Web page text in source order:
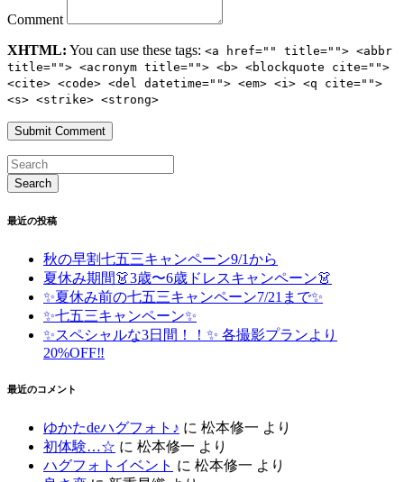
Comment
XHTML: You can use these tags: <a href="" title=""> <abbr
title=""> <acronym title=""> <b> <blockquote cite="">
<cite> <code> <del datetime=""> <em> <i> <q cite="">
<s> <strike> <strong>
最近の投稿
秋の早割七五三キャンペーン9/1から
夏休み期間👗3歳〜6歳ドレスキャンペーン👗
✨夏休み前の七五三キャンペーン7/21まで✨
✨七五三キャンペーン✨
✨スペシャルな3日間！！✨ 各撮影プランより
20%OFF‼️
最近のコメント
ゆかたdeハグフォト♪ に 松本修一 より
初体験…☆ に 松本修一 より
ハグフォトイベント に 松本修一 より